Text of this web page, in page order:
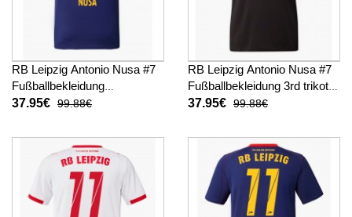
RB Leipzig Antonio Nusa #7
Fußballbekleidung
Auswärtstrikot 2025-26
37.95€ 99.88€
RB Leipzig Antonio Nusa #7
Fußballbekleidung 3rd trikot
2025-26 Kurzarm
37.95€ 99.88€